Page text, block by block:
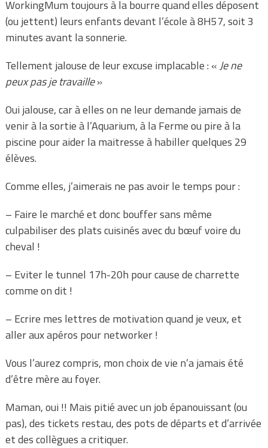
WorkingMum toujours à la bourre quand elles déposent
(ou jettent) leurs enfants devant l’école à 8H57, soit 3
minutes avant la sonnerie.
Tellement jalouse de leur excuse implacable : «Je ne
peux pas je travaille»
Oui jalouse, car à elles on ne leur demande jamais de
venir à la sortie à l’Aquarium, à la Ferme ou pire à la
piscine pour aider la maitresse à habiller quelques 29
élèves.
Comme elles, j’aimerais ne pas avoir le temps pour :
– Faire le marché et donc bouffer sans même
culpabiliser des plats cuisinés avec du bœuf voire du
cheval !
– Eviter le tunnel 17h-20h pour cause de charrette
comme on dit !
– Ecrire mes lettres de motivation quand je veux, et
aller aux apéros pour networker !
Vous l’aurez compris, mon choix de vie n’a jamais été
d’être mère au foyer.
Maman, oui !! Mais pitié avec un job épanouissant (ou
pas), des tickets restau, des pots de départs et d’arrivée
et des collègues a critiquer.